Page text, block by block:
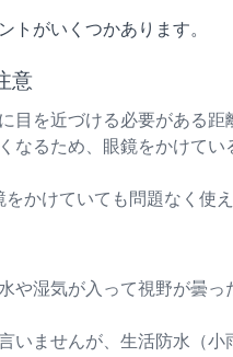
トがいくつかあります。
意
目を近づける必要がある距
なるため、眼鏡をかけてい
かけていても問題なく使え
や湿気が入って視野が曇っ
いませんが、生活防水（小